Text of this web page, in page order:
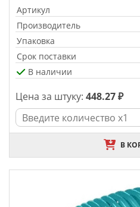
Артикул
Производитель
Упаковка
Срок поставки
В наличии
Цена за штуку: 448.27 ₽
В